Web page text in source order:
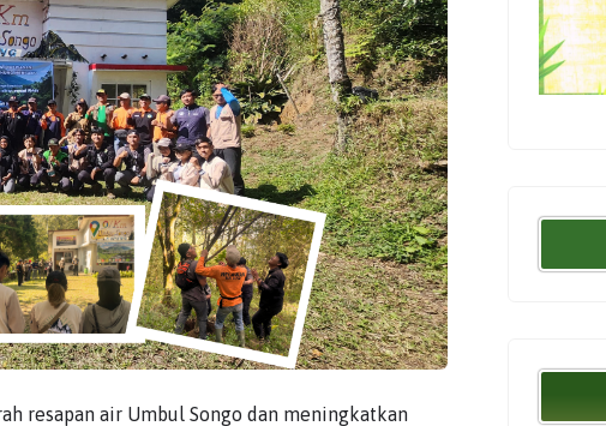
resapan air Umbul Songo dan meningkatkan